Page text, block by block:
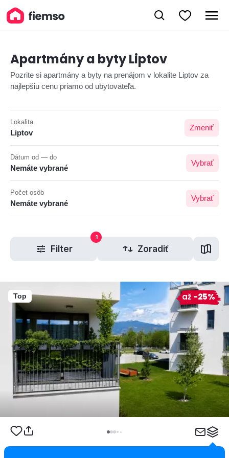
Apartmány a byty Liptov
Pozrite si apartmány a byty na prenájom v lokalite Liptov za
najlepšiu cenu priamo od ubytovateľa.
Lokalita
Liptov
Zmeniť
Dátum od — do
Nemáte vybrané
Vybrať
Počet osôb
Nemáte vybrané
Vybrať
Filter
1
Zoradiť
Top až -25%